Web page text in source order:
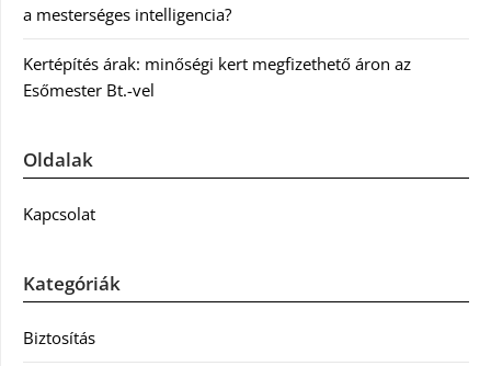
a mesterséges intelligencia?
Kertépítés árak: minőségi kert megfizethető áron az
Esőmester Bt.-vel
Oldalak
Kapcsolat
Kategóriák
Biztosítás